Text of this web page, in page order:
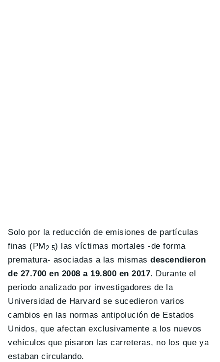
Solo por la reducción de emisiones de partículas
finas (PM 2.5) las víctimas mortales -de forma
prematura- asociadas a las mismasdescendieron
de 27.700 en 2008 a 19.800 en 2017. Durante el
periodo analizado por investigadores de la
Universidad de Harvard se sucedieron varios
cambios en las normas antipolución de Estados
Unidos, que afectan exclusivamente a los nuevos
vehículos que pisaron las carreteras, no los que ya
estaban circulando.